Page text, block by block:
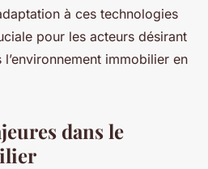
à ces technologies
pour les acteurs désirant
immobilier en
dans le